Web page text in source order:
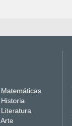
Matemáticas
Historia
Literatura
Arte